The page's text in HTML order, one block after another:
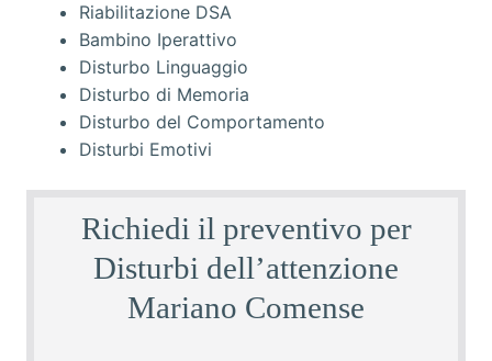
Riabilitazione DSA
Bambino Iperattivo
Disturbo Linguaggio
Disturbo di Memoria
Disturbo del Comportamento
Disturbi Emotivi
Richiedi il preventivo per
Disturbi dell’attenzione
Mariano Comense